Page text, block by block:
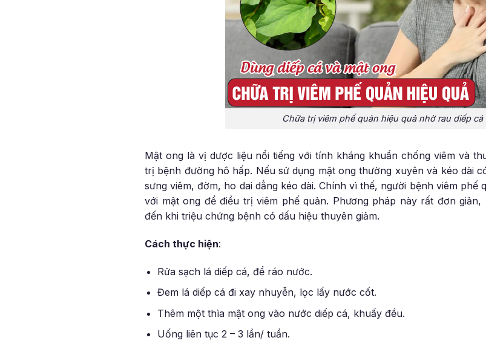
Chữa trị viêm phế quản hiệu quả nhờ rau diếp
Mật ong là vị dược liệu nổi tiếng với tính kháng khuẩn chống viêm và
trị bệnh đường hô hấp. Nếu sử dụng mật ong thường xuyên và kéo dài
sưng viêm, đờm, ho dai dẳng kéo dài. Chính vì thế, người bệnh viêm phế
với mật ong để điều trị viêm phế quản. Phương pháp này rất đơn
đến khi triệu chứng bệnh có dấu hiệu thuyên giảm.
Cách thực hiện:
Rửa sạch lá diếp cá, để ráo nước.
Đem lá diếp cá đi xay nhuyễn, lọc lấy nước cốt.
Thêm một thìa mật ong vào nước diếp cá, khuấy đều.
Uống liên tục 2 – 3 lần/ tuần.